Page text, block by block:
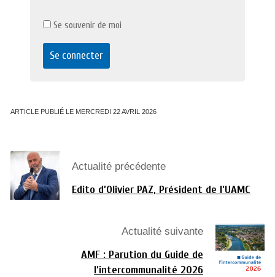
Se souvenir de moi
ARTICLE PUBLIÉ LE MERCREDI 22 AVRIL 2026
Actualité précédente
Edito d’Olivier PAZ, Président de l’UAMC
Actualité suivante
AMF : Parution du Guide de
l’intercommunalité 2026